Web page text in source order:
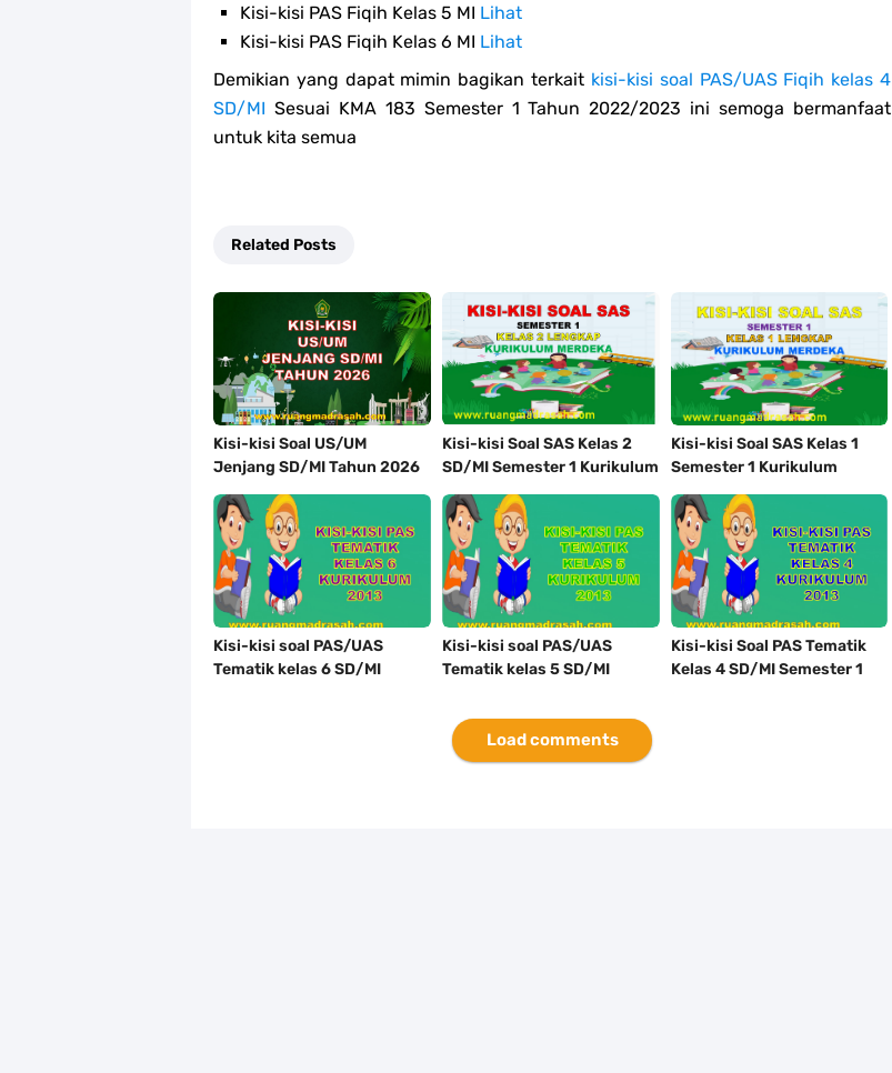
Kisi-kisi PAS Fiqih Kelas 5 MI Lihat
Kisi-kisi PAS Fiqih Kelas 6 MI Lihat
Demikian yang dapat mimin bagikan terkait kisi-kisi soal PAS/UAS Fiqih kelas 4
SD/MI Sesuai KMA 183 Semester 1 Tahun 2022/2023 ini semoga bermanfaat
untuk kita semua
Related Posts
Kisi-kisi Soal US/UM
Jenjang SD/MI Tahun 2026
Lengkap
Kisi-kisi Soal SAS Kelas 2
SD/MI Semester 1 Kurikulum
Merdeka
Kisi-kisi Soal SAS Kelas 1
Semester 1 Kurikulum
Merdeka Lengkap
Kisi-kisi soal PAS/UAS
Tematik kelas 6 SD/MI
Kisi-kisi soal PAS/UAS
Tematik kelas 5 SD/MI
Kisi-kisi Soal PAS Tematik
Kelas 4 SD/MI Semester 1
Load comments